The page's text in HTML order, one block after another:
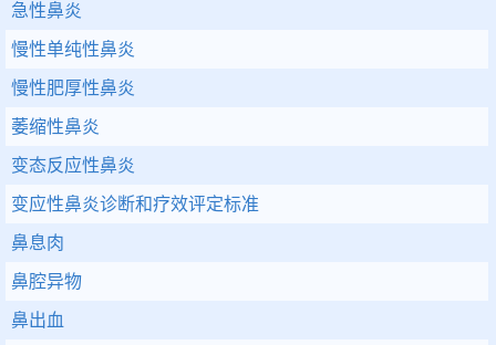
急性鼻炎
慢性单纯性鼻炎
慢性肥厚性鼻炎
萎缩性鼻炎
变态反应性鼻炎
变应性鼻炎诊断和疗效评定标准
鼻息肉
鼻腔异物
鼻出血